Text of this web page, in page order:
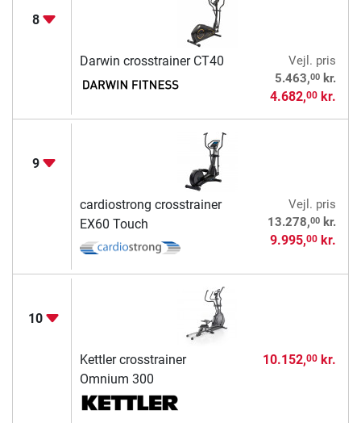
8
Darwin crosstrainer CT40
Vejl. pris
5.463,00kr.
4.682,00kr.
9
cardiostrong crosstrainer
EX60 Touch
Vejl. pris
13.278,00kr.
9.995,00kr.
10
Kettler crosstrainer
Omnium 300
10.152,00kr.